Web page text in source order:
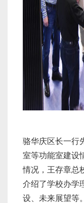
骆华庆区长一行
室等功能室建设
情况，王存章总
介绍了学校办学
设、未来展望等